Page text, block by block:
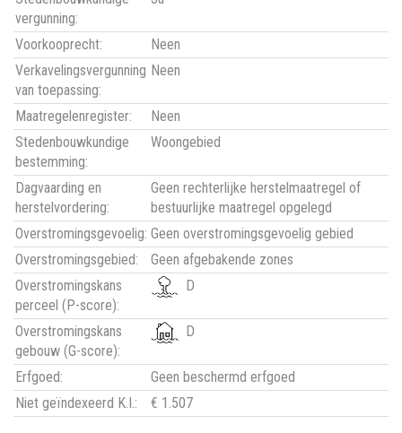
vergunning:
Voorkooprecht:
Neen
Verkavelingsvergunning
van toepassing:
Neen
Maatregelenregister:
Neen
Stedenbouwkundige
bestemming:
Woongebied
Dagvaarding en
herstelvordering:
Geen rechterlijke herstelmaatregel of
bestuurlijke maatregel opgelegd
Overstromingsgevoelig: Geen overstromingsgevoelig gebied
Overstromingsgebied:
Geen afgebakende zones
Overstromingskans
perceel (P-score):
D
Overstromingskans
gebouw (G-score):
D
Erfgoed:
Geen beschermd erfgoed
Niet geïndexeerd K.I.:
€ 1.507